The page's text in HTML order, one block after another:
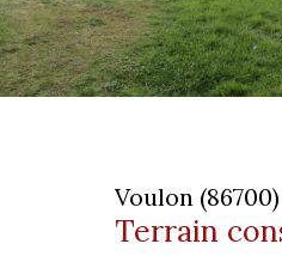
Voulon (86700)
Terrain